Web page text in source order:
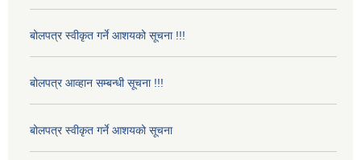
बोलपत्र स्वीकृत गर्ने आशयको सूचना !!!
बोलपत्र आव्हान सम्बन्धी सूचना !!!
बोलपत्र स्वीकृत गर्ने आशयको सूचना